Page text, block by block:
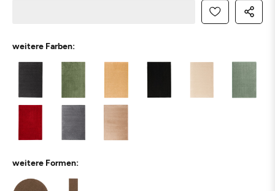
weitere Farben:
weitere Formen: